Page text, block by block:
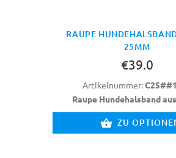
RAUPE
25MM
€39.0
Artikelnummer:
Raupe Hundehalsband
ZU